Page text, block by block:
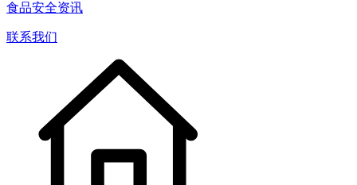
食品安全资讯
联系我们